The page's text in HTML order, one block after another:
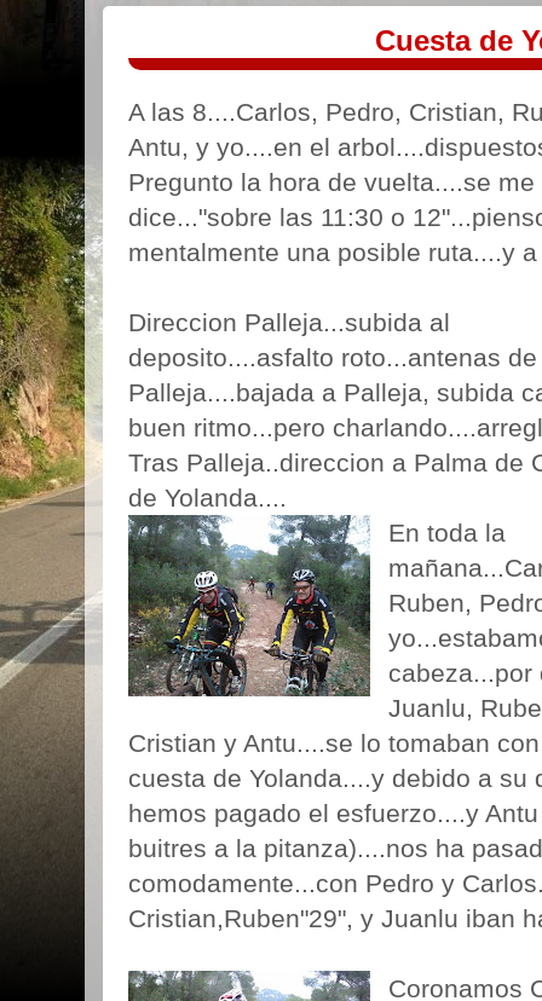
Cuesta de
A las 8....Carlos, Pedro, Cristian,
Antu, y yo....en el
Pregunto la hora de vuelta....se me
dice..."sobre las 11:30 o
mentalmente una posible ruta....y
Direccion Palleja...subida al
deposito....asfalto roto...antenas de
Palleja....bajada a Palleja, subida
buen ritmo...pero
Tras Palleja..direccion a Palma de
de Yolanda....
En toda la
Ruben,
cabeza...por
Juanlu,
Cristian y Antu....se lo tomaban
cuesta de Yolanda....y debido a su
hemos pagado el esfuerzo....y
buitres a la pitanza)....nos ha
comodamente...con Pedro y
Cristian,Ruben"29", y Juanlu iban
Coronamos